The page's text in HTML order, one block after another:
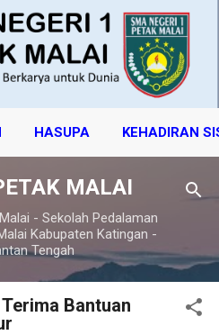
HASUPA KEHADIRAN
konten utama
MALAI
- Sekolah Pedalaman
Kabupaten Katingan -
Tengah
Bantuan